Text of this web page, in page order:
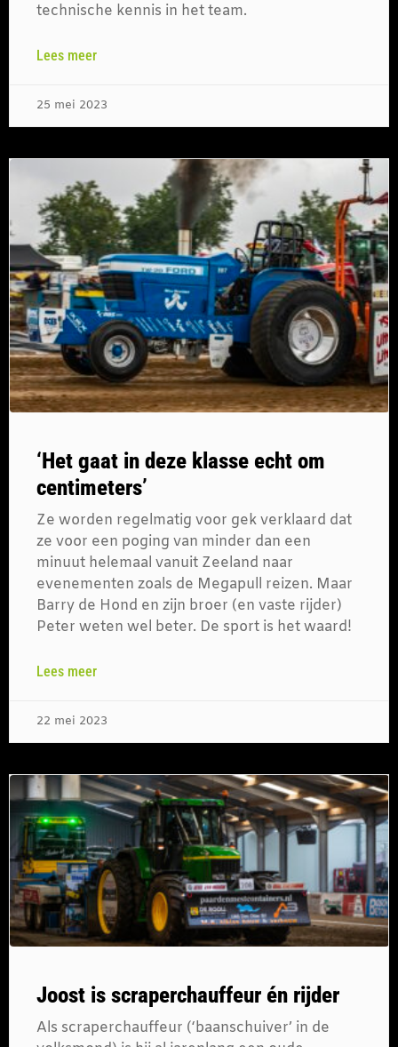
technische kennis in het team.
Lees meer
25 mei 2023
‘Het gaat in deze klasse echt om
centimeters’
Ze worden regelmatig voor gek verklaard dat
ze voor een poging van minder dan een
minuut helemaal vanuit Zeeland naar
evenementen zoals de Megapull reizen. Maar
Barry de Hond en zijn broer (en vaste rijder)
Peter weten wel beter. De sport is het waard!
Lees meer
22 mei 2023
Joost is scraperchauffeur én rijder
Als scraperchauffeur (‘baanschuiver’ in de